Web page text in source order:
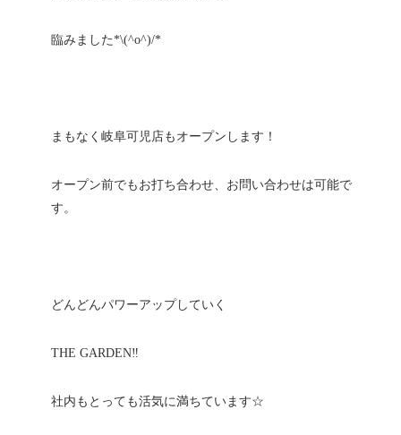
臨みました*\(^o^)/*
まもなく岐阜可児店もオープンします！
オープン前でもお打ち合わせ、お問い合わせは可能で
す。
どんどんパワーアップしていく
THE GARDEN‼︎
社内もとっても活気に満ちています☆